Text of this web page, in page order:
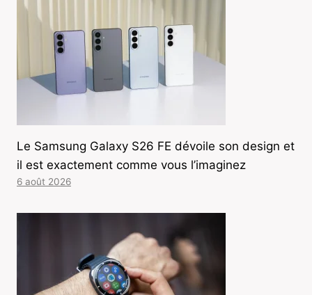
Le Samsung Galaxy S26 FE dévoile son design et
il est exactement comme vous l’imaginez
6 août 2026